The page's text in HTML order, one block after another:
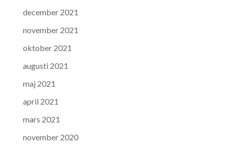
december 2021
november 2021
oktober 2021
augusti 2021
maj 2021
april 2021
mars 2021
november 2020